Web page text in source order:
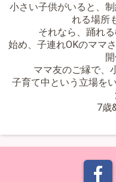
小さい子供がいると、
れる場所
それなら、踊れ
始め、子連れOKのママ
ママ友のご縁で、
子育て中という立場を
7歳